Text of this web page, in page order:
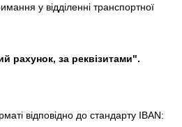
у відділенні транспортної
рахунок, за реквізитами".
відповідно до стандарту IBAN: